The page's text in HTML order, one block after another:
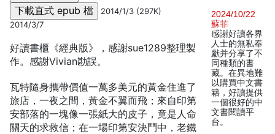
2014/1/3 (297K)
2014/3/7
好讀書櫃《經典版》，感謝sue1289整理製
作。感謝Vivian勘誤。
瓦特隨身攜帶價值一萬多美元的黃金住進了
旅店，一夜之間，黃金不翼而飛；來自印第
安部落的一塊像一張紙大的皮子，竟是人命
關天的求救信；在一場印第安決鬥中，老鐵
2024/10/22
蘇菲
感謝好讀各界
人士的無私奉
獻并分享了不
同種類的書
藏。在異地難
以購買中文書
籍，好讀提供
一個很好的中
文書閱讀平
台。